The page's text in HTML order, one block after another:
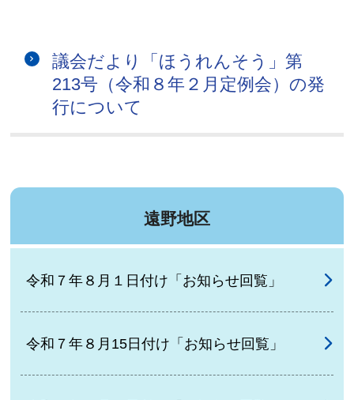
議会だより「ほうれんそう」第
213号（令和８年２月定例会）の発
行について
遠野地区
令和７年８月１日付け「お知らせ回覧」
令和７年８月15日付け「お知らせ回覧」